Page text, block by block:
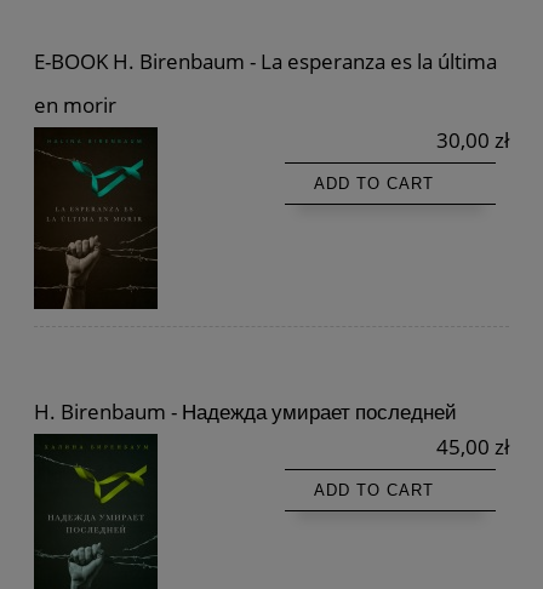
E-BOOK H. Birenbaum - La esperanza es la última
en morir
30,00 zł
ADD TO CART
H. Birenbaum - Надежда умирает последней
45,00 zł
ADD TO CART